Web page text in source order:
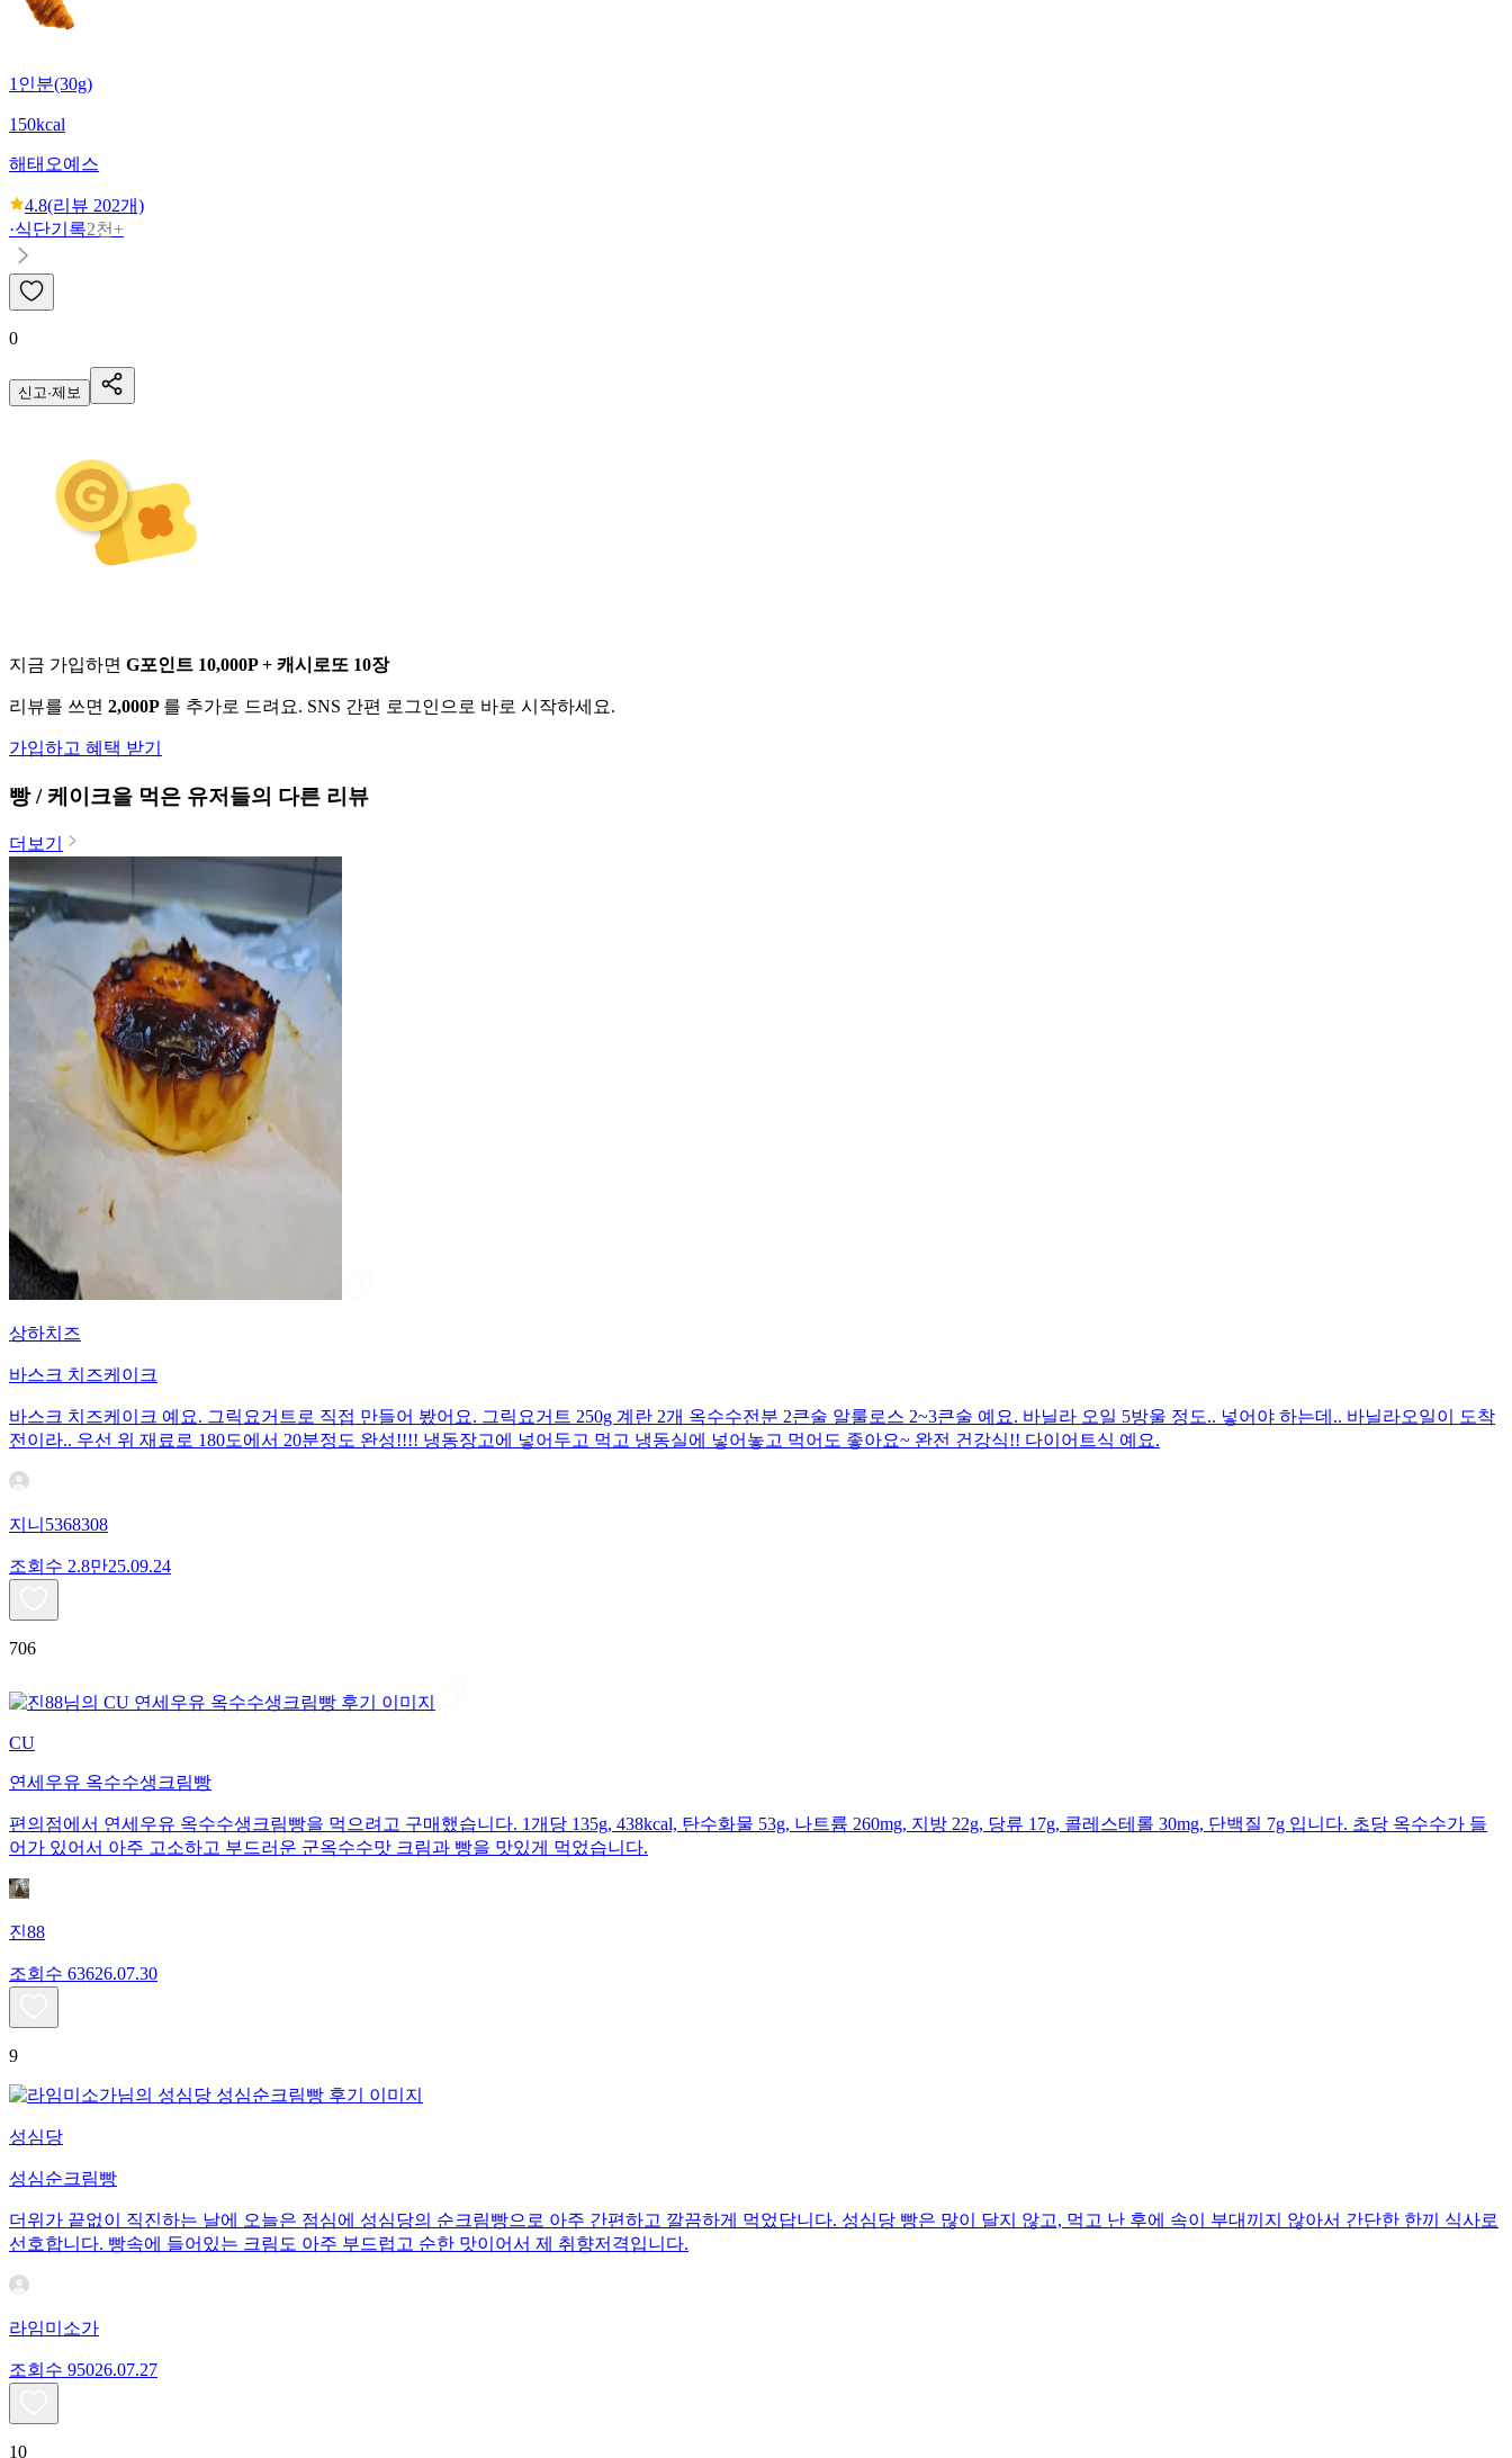
1인분(30g)
150kcal
해태 오예스
4.8(리뷰 202개)
·식단기록2천+
0
신고·제보
지금 가입하면 G포인트 10,000P + 캐시로또 10장
리뷰를 쓰면 2,000P 를 추가로 드려요. SNS 간편 로그인으로 바로 시작하세요.
가입하고 혜택 받기
빵 / 케이크을 먹은 유저들의 다른 리뷰
더보기
상하치즈
바스크 치즈케이크
바스크 치즈케이크 예요. 그릭요거트로 직접 만들어 봤어요. 그릭요거트 250g 계란 2개 옥수수전분 2큰술 알룰로스 2~3큰술 예요. 바닐라 오일 5방울 정도.. 넣어야 하는데.. 바닐라오일이 도착
전이라.. 우선 위 재료로 180도에서 20분정도 완성!!!! 냉동장고에 넣어두고 먹고 냉동실에 넣어놓고 먹어도 좋아요~ 완전 건강식!! 다이어트식 예요.
지니5368308
조회수 2.8만25.09.24
706
CU
연세우유 옥수수생크림빵
편의점에서 연세우유 옥수수생크림빵을 먹으려고 구매했습니다. 1개당 135g, 438kcal, 탄수화물 53g, 나트륨 260mg, 지방 22g, 당류 17g, 콜레스테롤 30mg, 단백질 7g 입니다. 초당 옥수수가 들
어가 있어서 아주 고소하고 부드러운 군옥수수맛 크림과 빵을 맛있게 먹었습니다.
진88
조회수 63626.07.30
9
성심당
성심순크림빵
더위가 끝없이 직진하는 날에 오늘은 점심에 성심당의 순크림빵으로 아주 간편하고 깔끔하게 먹었답니다. 성심당 빵은 많이 달지 않고, 먹고 난 후에 속이 부대끼지 않아서 간단한 한끼 식사로
선호합니다. 빵속에 들어있는 크림도 아주 부드럽고 순한 맛이어서 제 취향저격입니다.
라임미소가
조회수 95026.07.27
10